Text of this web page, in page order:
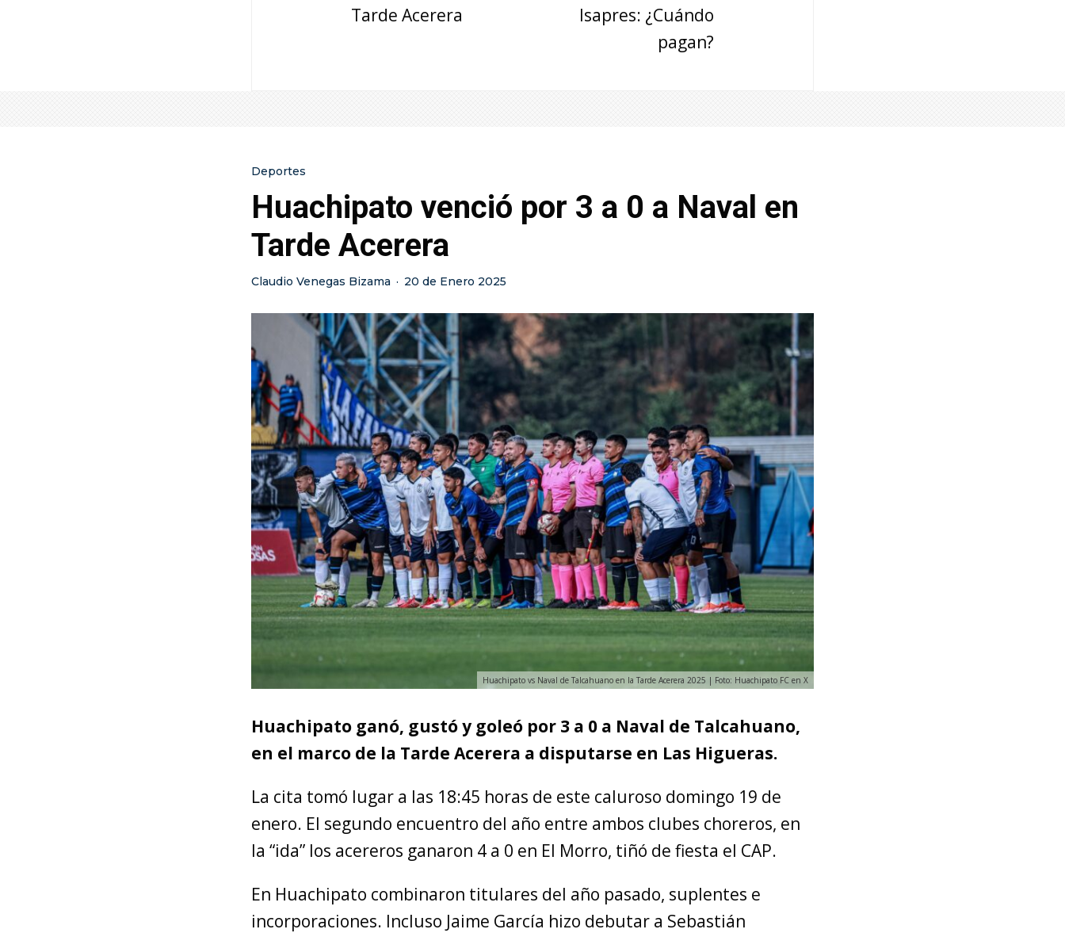
Tarde Acerera
Isapres: ¿Cuándo
pagan?
Deportes
Huachipato venció por 3 a 0 a Naval en
Tarde Acerera
Claudio Venegas Bizama · 20 de Enero 2025
Huachipato vs Naval de Talcahuano en la Tarde Acerera 2025 | Foto: Huachipato FC en X
Huachipato ganó, gustó y goleó por 3 a 0 a Naval de Talcahuano,
en el marco de la Tarde Acerera a disputarse en Las Higueras.
La cita tomó lugar a las 18:45 horas de este caluroso domingo 19 de
enero. El segundo encuentro del año entre ambos clubes choreros, en
la “ida” los acereros ganaron 4 a 0 en El Morro, tiñó de fiesta el CAP.
En Huachipato combinaron titulares del año pasado, suplentes e
incorporaciones. Incluso Jaime García hizo debutar a Sebastián